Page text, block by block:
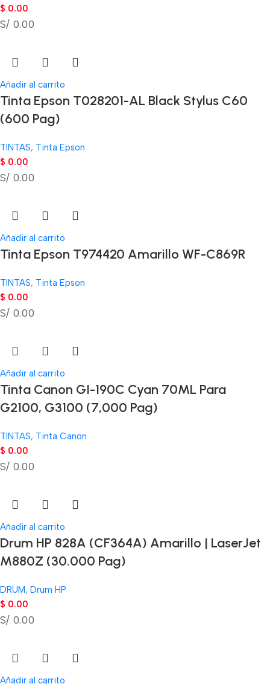
$ 0.00
S/ 0.00
Añadir al carrito
Tinta Epson T028201-AL Black Stylus C60
(600 Pag)
TINTAS, Tinta Epson
$ 0.00
S/ 0.00
Añadir al carrito
Tinta Epson T974420 Amarillo WF-C869R
TINTAS, Tinta Epson
$ 0.00
S/ 0.00
Añadir al carrito
Tinta Canon GI-190C Cyan 70ML Para
G2100, G3100 (7,000 Pag)
TINTAS, Tinta Canon
$ 0.00
S/ 0.00
Añadir al carrito
Drum HP 828A (CF364A) Amarillo | LaserJet
M880Z (30.000 Pag)
DRUM, Drum HP
$ 0.00
S/ 0.00
Añadir al carrito